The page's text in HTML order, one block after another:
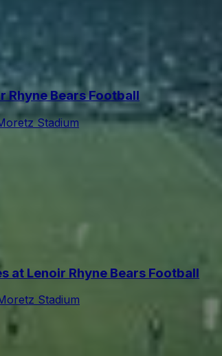
Rhyne Bears Football
Stadium
at Lenoir Rhyne Bears Football
Stadium